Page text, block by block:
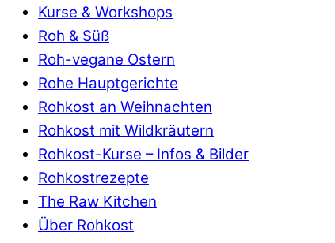
Kurse & Workshops
Roh & Süß
Roh-vegane Ostern
Rohe Hauptgerichte
Rohkost an Weihnachten
Rohkost mit Wildkräutern
Rohkost-Kurse – Infos & Bilder
Rohkostrezepte
The Raw Kitchen
Über Rohkost